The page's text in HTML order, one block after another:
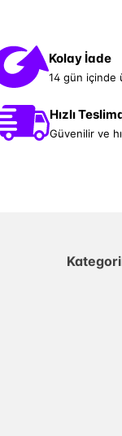
Kolay İade
14 gün içinde
Hızlı
Güvenilir ve